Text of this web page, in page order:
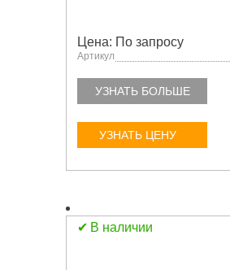
Цена: По запросу
Артикул
УЗНАТЬ БОЛЬШЕ
УЗНАТЬ ЦЕНУ
В наличии